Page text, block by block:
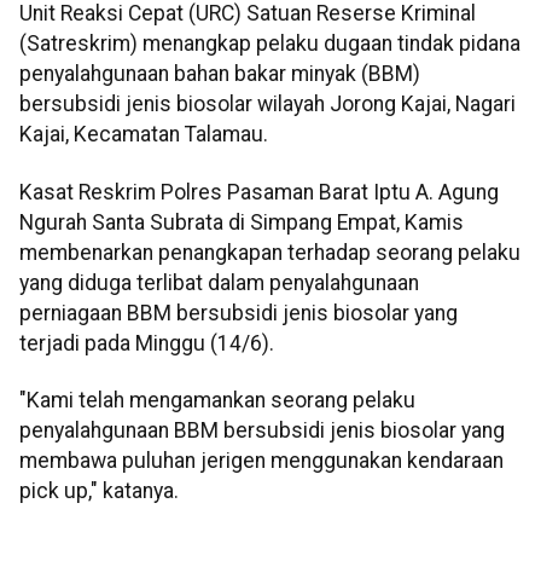
Unit Reaksi Cepat (URC) Satuan Reserse Kriminal
(Satreskrim) menangkap pelaku dugaan tindak pidana
penyalahgunaan bahan bakar minyak (BBM)
bersubsidi jenis biosolar wilayah Jorong Kajai, Nagari
Kajai, Kecamatan Talamau.
Kasat Reskrim Polres Pasaman Barat Iptu A. Agung
Ngurah Santa Subrata di Simpang Empat, Kamis
membenarkan penangkapan terhadap seorang pelaku
yang diduga terlibat dalam penyalahgunaan
perniagaan BBM bersubsidi jenis biosolar yang
terjadi pada Minggu (14/6).
"Kami telah mengamankan seorang pelaku
penyalahgunaan BBM bersubsidi jenis biosolar yang
membawa puluhan jerigen menggunakan kendaraan
pick up," katanya.